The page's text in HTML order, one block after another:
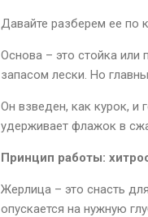
Давайте разберем ее по
Основа – это стойка или
запасом лески. Но
Он взведен, как курок, и
удерживает флажок в
Принцип работы:
Жерлица – это снасть
опускается на нужную